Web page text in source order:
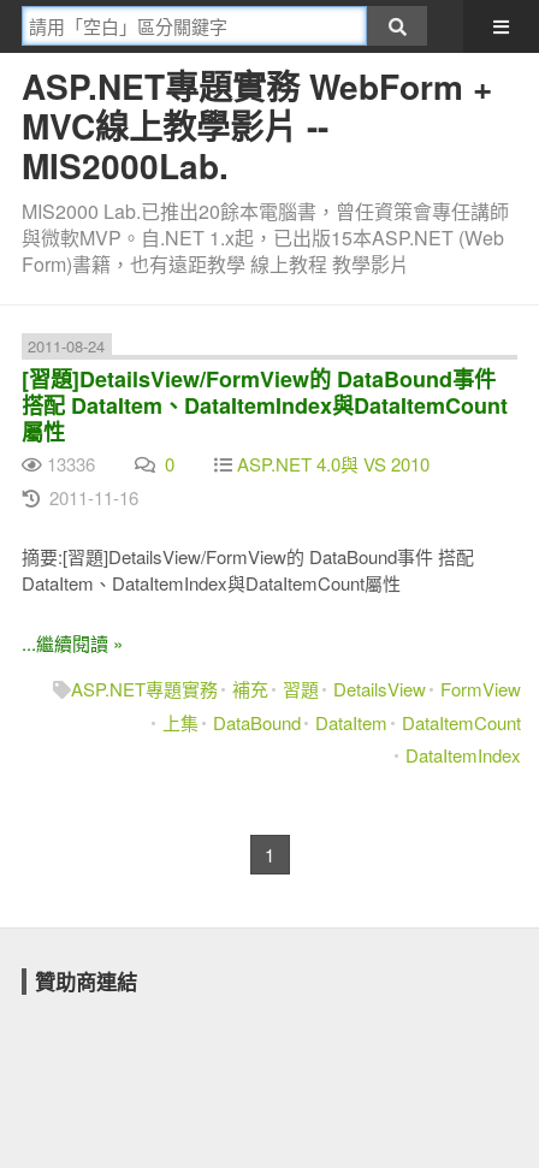
ASP.NET專題實務 WebForm +
MVC線上教學影片 --
MIS2000Lab.
MIS2000 Lab.已推出20餘本電腦書，曾任資策會專任講師
與微軟MVP。自.NET 1.x起，已出版15本ASP.NET (Web
Form)書籍，也有遠距教學 線上教程 教學影片
2011-08-24
[習題]DetailsView/FormView的 DataBound事件
搭配 DataItem、DataItemIndex與DataItemCount
屬性
13336 0
ASP.NET 4.0與 VS 2010
2011-11-16
摘要:[習題]DetailsView/FormView的 DataBound事件 搭配
DataItem、DataItemIndex與DataItemCount屬性
...繼續閱讀 »
ASP.NET專題實務 補充 習題 DetailsView
FormView
上集
DataBound DataItem
DataItemCount
DataItemIndex
1
贊助商連結